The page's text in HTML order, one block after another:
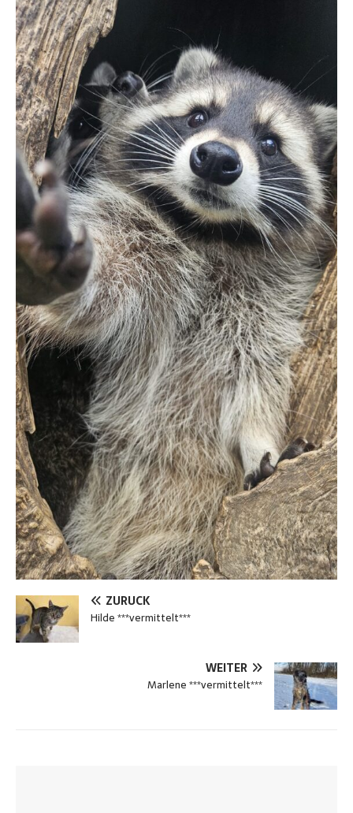
ZURÜCK
Hilde ***vermittelt***
WEITER
Marlene ***vermittelt***